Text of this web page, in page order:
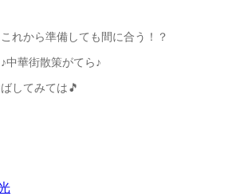
れから準備しても間に合う！？
中華街散策がてら♪
してみては🎵